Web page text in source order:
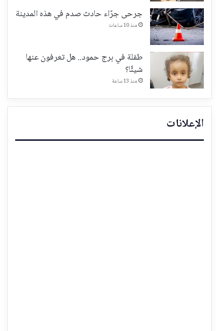
جرحى جرّاء حادث صدم في هذه المدينة
منذ 10 ساعات
طفلة في برج حمود.. هل تعرفون عنها
شيئًا؟
منذ 13 ساعة
الإعلانات